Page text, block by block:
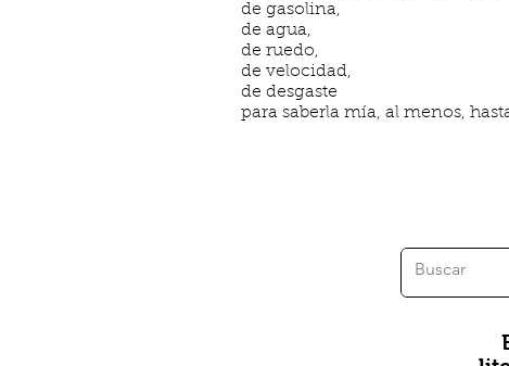
de gasolina,
de agua,
de ruedo,
de velocidad,
de desgaste
para saberla mía, al menos,